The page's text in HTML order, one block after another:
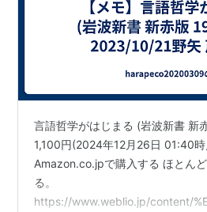
言語哲学がはじまる (岩波新書 新
1,100円(2024年12月26日 01:40
Amazon.co.jpで購入する ほとん
る。
https://www.weblio.jp/content/